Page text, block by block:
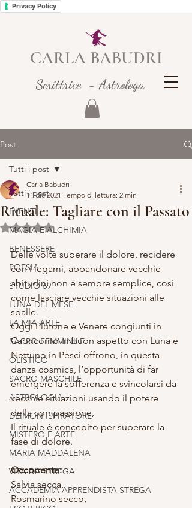
Privacy Policy
CARLA BABUDRI
Scrittrice - Astrologa
Post
Tutti i post
EVENTI
MAGIA E ALCHIMIA
BENESSERE
POESIA
STUDIO 69
LUNA DEL MESE
LA MIA ARTE
SACRO FEMMINILE
OLISTICO
SACRO MASCHILE
ASTROLOGIA
DEIMON ISPIRATORE
MISTERO E ARTE
MARIA MADDALENA
VITA DA STREGA
ACCADEMIA APPRENDISTA STREGA
Tutti i post
Rituale: Tagliare con il Passato
Carla Babudri
11 dic 2021 Tempo di lettura: 2 min
Valutazione NaN stelle su 5.
Delle volte superare il dolore, recidere
con i legami, abbandonare vecchie
abitudini non è sempre semplice, così
come lasciare vecchie situazioni alle
spalle.
Oggi Plutone e Venere congiunti in
Capricorno in buon aspetto con Luna e
Nettuno in Pesci offrono, in questa
danza cosmica, l’opportunità di far
emergere la sofferenza e svincolarsi da
vecchie situazioni usando il potere
della compassione,
Il rituale è concepito per superare la
fase di dolore.
Occorrente:
Salvia secca,
Rosmarino secco,